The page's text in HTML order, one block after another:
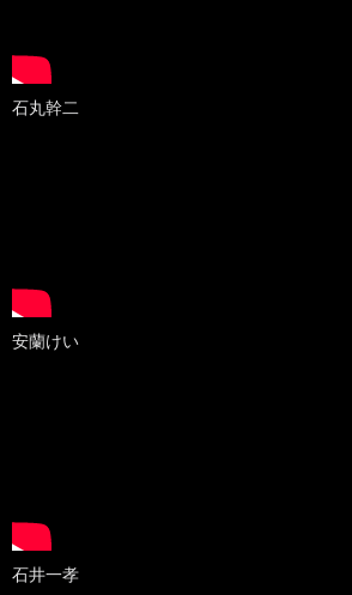
石丸幹二
安蘭けい
石井一孝